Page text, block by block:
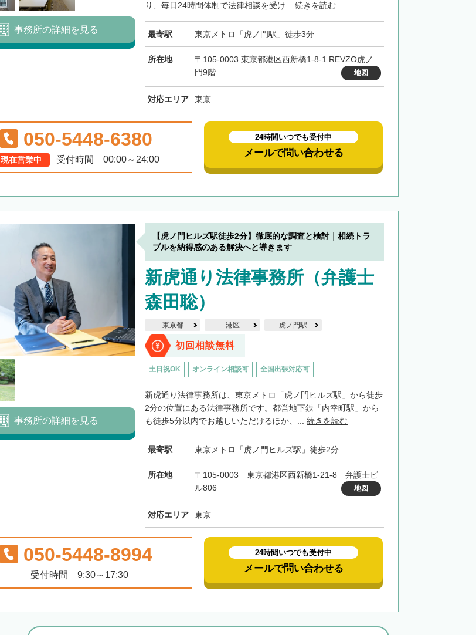
り、毎日24時間体制で法律相談を受け... 続きを読む
最寄駅 東京メトロ「虎ノ門駅」徒歩3分
所在地
〒105-0003 東京都港区西新橋1-8-1 REVZO虎ノ
門9階
地図
対応エリア 東京
事務所の詳細を見る
050-5448-6380
現在営業中 受付時間 00:00～24:00
24時間いつでも受付中
メールで問い合わせる
【虎ノ門ヒルズ駅徒歩2分】徹底的な調査と検討｜相続トラ
ブルを納得感のある解決へと導きます
新虎通り法律事務所（弁護士
森田聡）
東京都 港区 虎ノ門駅
初回相談無料
土日祝OK オンライン相談可 全国出張対応可
新虎通り法律事務所は、東京メトロ「虎ノ門ヒルズ駅」から徒歩
2分の位置にある法律事務所です。都営地下鉄「内幸町駅」から
も徒歩5分以内でお越しいただけるほか、... 続きを読む
最寄駅 東京メトロ「虎ノ門ヒルズ駅」徒歩2分
所在地
〒105-0003 東京都港区西新橋1-21-8 弁護士ビ
ル806
地図
対応エリア 東京
事務所の詳細を見る
050-5448-8994
受付時間 9:30～17:30
24時間いつでも受付中
メールで問い合わせる